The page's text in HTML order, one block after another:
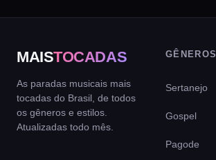
MAISTOCADAS
As paradas musicais mais
tocadas do Brasil, de todos
os gêneros e estilos.
Atualizadas todo mês.
GÊNEROS
Sertanejo
Gospel
Pagode